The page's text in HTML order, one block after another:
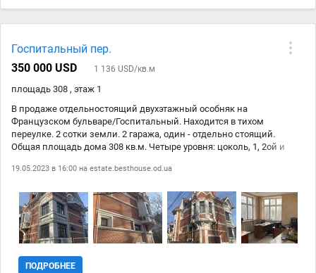
Госпитальный пер.
350 000 USD
1 136 USD/кв.м
площадь 308 , этаж 1
В продаже отдельностоящий двухэтажный особняк на
Французском бульваре/Госпитальный. Находится в тихом
переулке. 2 сотки земли. 2 гаража, один - отдельно стоящий.
Общая площадь дома 308 кв.м. Четыре уровня: цоколь, 1, 2ой и
бассейн, техничекие помещения, санузел. На первом этаже
этаж имеет: 3 отдельные комнаты, санузел. Мансардный этаж -
одно большое помещение и санузел. Подключены все
коммуникации. Отлично подойдет под офис. К центру города 10
минут. Пешая доступность к морю. Весь пакет документов на
19.05.2023 в 16:00 на estate.besthouse.od.ua
ПОДРОБНЕЕ